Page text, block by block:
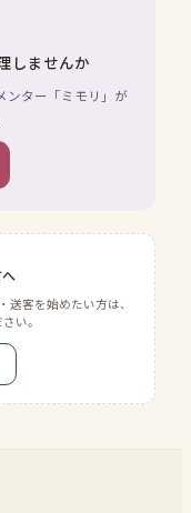
しませんか
ンター「ミモリ」が
客を始めたい方は、
い。